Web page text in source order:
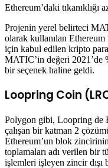
Ethereum’daki tıkanıklığı
Projenin yerel belirteci
olarak kullanılan
için kabul edilen kripto
MATIC’in değeri 2021’de
bir seçenek haline geldi.
Loopring Coin
Polygon gibi, Loopring de
çalışan bir katman 2
Ethereum’un blok
toplamaları adı verilen bir
işlemleri işleyen zincir dışı